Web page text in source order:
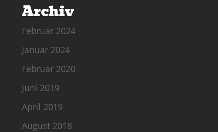
Archiv
Februar 2024
Januar 2024
Februar 2020
Juni 2019
April 2019
August 2018